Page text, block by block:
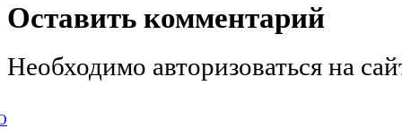
Оставить комментарий
Необходимо авторизоваться на